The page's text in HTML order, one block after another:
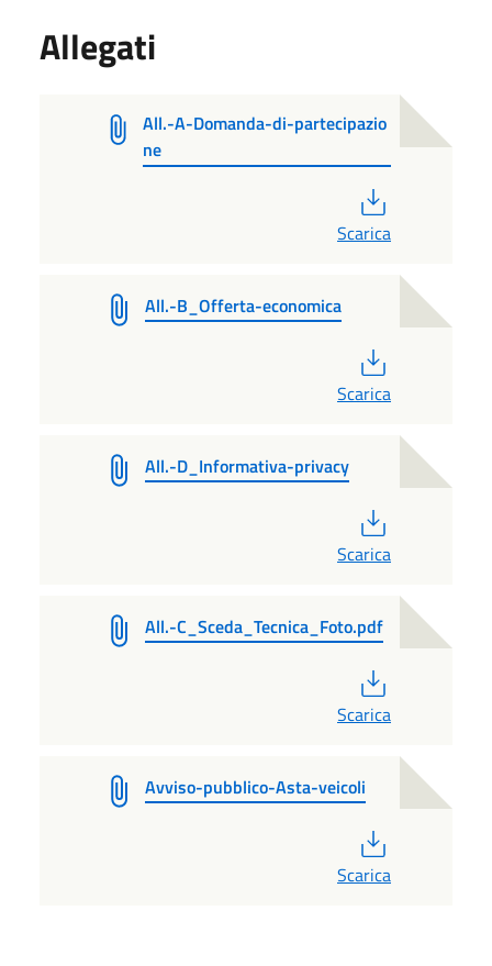
Allegati
All.-A-Domanda-di-partecipazio
ne
Scarica
All.-B_Offerta-economica
Scarica
All.-D_Informativa-privacy
Scarica
All.-C_Sceda_Tecnica_Foto.pdf
Scarica
Avviso-pubblico-Asta-veicoli
Scarica